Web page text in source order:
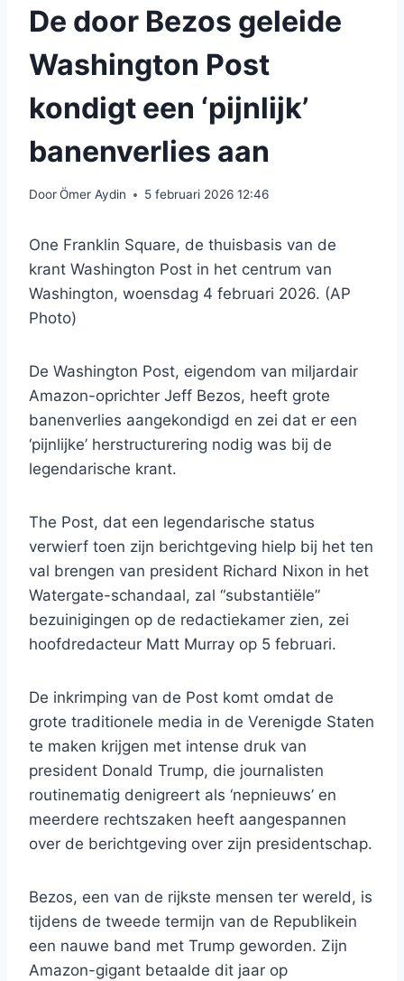
De door Bezos geleide
Washington Post
kondigt een ‘pijnlijk’
banenverlies aan
DoorÖmer Aydin 5 februari 2026 12:46
One Franklin Square, de thuisbasis van de
krant Washington Post in het centrum van
Washington, woensdag 4 februari 2026. (AP
Photo)
De Washington Post, eigendom van miljardair
Amazon-oprichter Jeff Bezos, heeft grote
banenverlies aangekondigd en zei dat er een
‘pijnlijke’ herstructurering nodig was bij de
legendarische krant.
The Post, dat een legendarische status
verwierf toen zijn berichtgeving hielp bij het ten
val brengen van president Richard Nixon in het
Watergate-schandaal, zal “substantiële”
bezuinigingen op de redactiekamer zien, zei
hoofdredacteur Matt Murray op 5 februari.
De inkrimping van de Post komt omdat de
grote traditionele media in de Verenigde Staten
te maken krijgen met intense druk van
president Donald Trump, die journalisten
routinematig denigreert als ‘nepnieuws’ en
meerdere rechtszaken heeft aangespannen
over de berichtgeving over zijn presidentschap.
Bezos, een van de rijkste mensen ter wereld, is
tijdens de tweede termijn van de Republikein
een nauwe band met Trump geworden. Zijn
Amazon-gigant betaalde dit jaar op